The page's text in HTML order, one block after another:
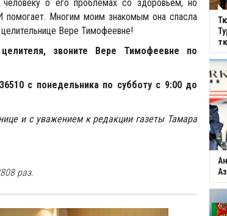
человеку о его проблемах со здоровьем, но
помогает. Многим моим знакомым она спасла
Вере Тимофеевне!
звоните Вере Тимофеевне по
с понедельника по субботу с 9:00 до
и с уважением к редакции газеты Тамара
раз.